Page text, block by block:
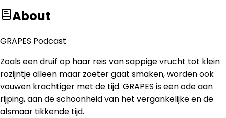
About
GRAPES Podcast
Zoals een druif op haar reis van sappige vrucht tot klein
rozijntje alleen maar zoeter gaat smaken, worden ook
vouwen krachtiger met de tijd. GRAPES is een ode aan
rijping, aan de schoonheid van het vergankelijke en de
alsmaar tikkende tijd.